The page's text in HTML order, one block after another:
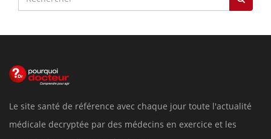
Le site santé de référence avec chaque jour toute l'actualité
médicale decryptée par des médecins en exercice et les